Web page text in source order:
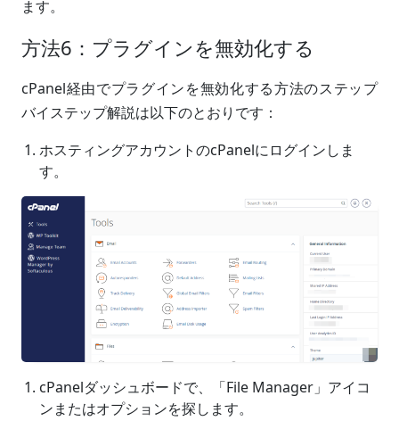
ます。
方法6：プラグインを無効化する
cPanel経由でプラグインを無効化する方法のステップ
バイステップ解説は以下のとおりです：
ホスティングアカウントのcPanelにログインしま
す。
cPanelダッシュボードで、「File Manager」アイコ
ンまたはオプションを探します。